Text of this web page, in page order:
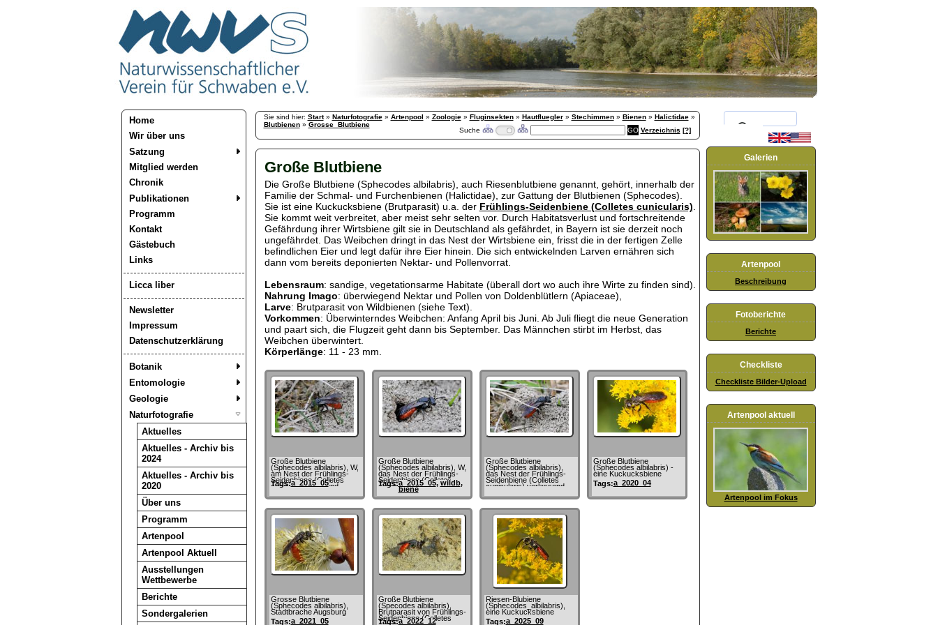
Home
Wir über uns
Satzung
Mitglied werden
Chronik
Publikationen
Programm
Kontakt
Gästebuch
Links
Licca liber
Newsletter
Impressum
Datenschutzerklärung
Botanik
Entomologie
Geologie
Naturfotografie
Aktuelles
Aktuelles - Archiv bis
2024
Aktuelles - Archiv bis
2020
Über uns
Programm
Artenpool
Artenpool Aktuell
Ausstellungen
Wettbewerbe
Berichte
Sondergalerien
Sie sind hier: Start» Naturfotografie» Artenpool » Zoologie» Fluginsekten» Hautfluegler» Stechimmen» Bienen» Halictidae»
Blutbienen» Grosse_Blutbiene
Suche Verzeichnis [?]
Große Blutbiene
Die Große Blutbiene (Sphecodes albilabris), auch Riesenblutbiene genannt, gehört, innerhalb der
Familie der Schmal- und Furchenbienen (Halictidae), zur Gattung der Blutbienen (Sphecodes).
Sie ist eine Kuckucksbiene (Brutparasit) u.a. der Frühlings-Seidenbiene (Colletes cunicularis)
Sie kommt weit verbreitet, aber meist sehr selten vor. Durch Habitatsverlust und fortschreitende
Gefährdung ihrer Wirtsbiene gilt sie in Deutschland als gefährdet, in Bayern ist sie derzeit noch
ungefährdet. Das Weibchen dringt in das Nest der Wirtsbiene ein, frisst die in der fertigen Zelle
befindlichen Eier und legt dafür ihre Eier hinein. Die sich entwickelnden Larven ernähren sich
dann vom bereits deponierten Nektar- und Pollenvorrat.
Lebensraum: sandige, vegetationsarme Habitate (überall dort wo auch ihre Wirte zu finden sind).
Nahrung Imago: überwiegend Nektar und Pollen von Doldenblütlern (Apiaceae),
Larve: Brutparasit von Wildbienen (siehe Text).
Vorkommen: Überwinterndes Weibchen: Anfang April bis Juni. Ab Juli fliegt die neue Generation
und paart sich, die Flugzeit geht dann bis September. Das Männchen stirbt im Herbst, das
Weibchen überwintert.
Körperlänge: 11 - 23 mm.
Große Blutbiene
(Sphecodes albilabris), W,
am Nest der Frühlings-
Seidenbiene (Colletes
cunicularis) landend
Tags:a_2015_05
Große Blutbiene
(Sphecodes albilabris), W,
das Nest der Frühlings-
Seidenbiene (Colletes
cunicularis) verlassend
Tags:a_2015_05,wildb,
biene
Große Blutbiene
(Sphecodes albilabris),
das Nest der Frühlings-
Seidenbiene (Colletes
cunicularis) verlassend
Große Blutbiene
(Sphecodes albilabris) -
eine Kuckucksbiene
Tags:a_2020_04
Grosse Blutbiene
(Sphecodes albilabris),
Stadtbrache Augsburg
Tags:a_2021_05
Große Blutbiene
(Specodes albilabris),
Brutparasit von Frühlings-
Seidenbiene (Colletes
Tags:a_2022_12
Riesen-Blubiene
(Sphecodes_albilabris),
eine Kuckucksbiene
Tags:a_2025_09
Galerien
Artenpool
Beschreibung
Fotoberichte
Berichte
Checkliste
Checkliste Bilder-Upload
Artenpool aktuell
Artenpool im Fokus